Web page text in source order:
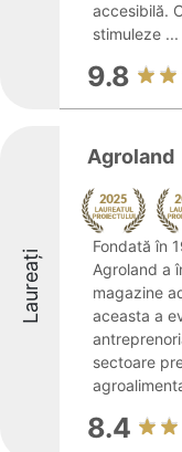
accesibilă.
stimuleze ...
9.8
Laureați
Agroland
Fondată în
Agroland a
magazine
aceasta a
sectoare
8.4